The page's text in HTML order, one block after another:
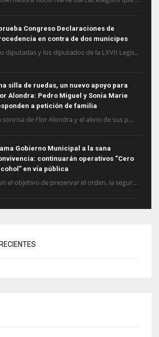
Congreso Declaraciones de
en contra de dos munícipes
diputadas y los diputados de la LXVII Legis...
silla de ruedas, un nuevo apoyo para
Alondra: Pedro Miguel y Sonia Marie
a petición de familia
sonrisa de Flor Alondra y el alivio de sus p...
Gobierno Municipal a la sana
continuarán operativos “Cero
en vía pública
el objetivo de preservar el orden, la segur...